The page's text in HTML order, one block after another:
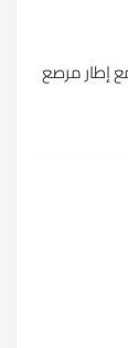
الوردي عيار 18 قيراط مع إطار مرصع